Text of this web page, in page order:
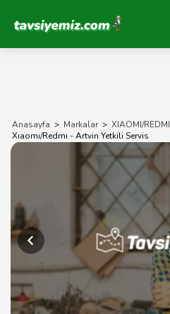
Tavsiyemiz Anasayfa
Anasayfa > Markalar > XIAOMI/REDMI
Xıaomı/Redmı - Artvin Yetkili Servis